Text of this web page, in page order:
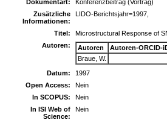
Dokumentart:
Konferenzbeitrag (Vortrag)
Zusätzliche
Informationen:
LIDO-Berichtsjahr=1997,
Titel:
Microstructural Response of
Autoren:
Autoren
Autoren-ORCID-
Braue, W.
Datum:
1997
Open Access:
Nein
In SCOPUS:
Nein
In ISI Web of
Science:
Nein